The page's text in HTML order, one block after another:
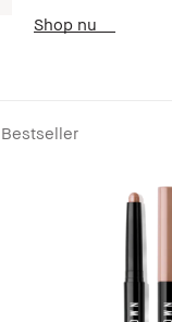
Shop nu
Bestseller